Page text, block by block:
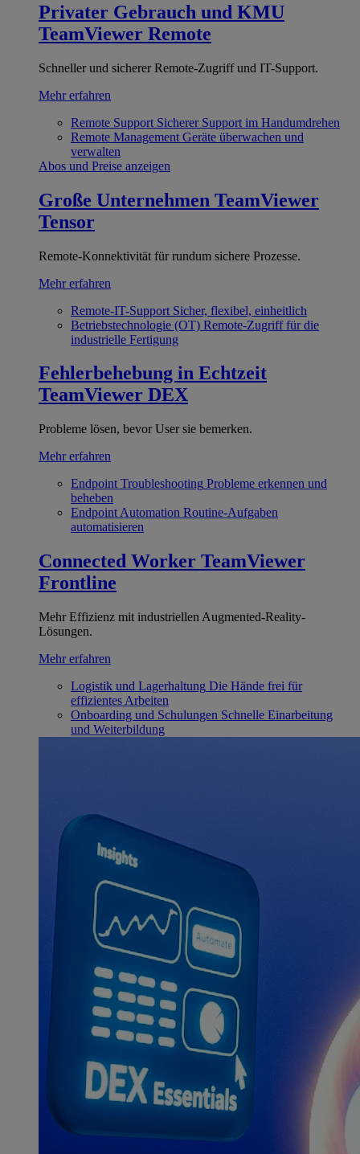
Privater Gebrauch und KMU
TeamViewer Remote
Schneller und sicherer Remote-Zugriff und IT-Support.
Mehr erfahren
Remote Support Sicherer Support im Handumdrehen
Remote Management Geräte überwachen und
verwalten
Abos und Preise anzeigen
Große Unternehmen TeamViewer
Tensor
Remote-Konnektivität für rundum sichere Prozesse.
Mehr erfahren
Remote-IT-Support Sicher, flexibel, einheitlich
Betriebstechnologie (OT) Remote-Zugriff für die
industrielle Fertigung
Fehlerbehebung in Echtzeit
TeamViewer DEX
Probleme lösen, bevor User sie bemerken.
Mehr erfahren
Endpoint Troubleshooting Probleme erkennen und
beheben
Endpoint Automation Routine-Aufgaben
automatisieren
Connected Worker TeamViewer
Frontline
Mehr Effizienz mit industriellen Augmented-Reality-
Lösungen.
Mehr erfahren
Logistik und Lagerhaltung Die Hände frei für
effizientes Arbeiten
Onboarding und Schulungen Schnelle Einarbeitung
und Weiterbildung